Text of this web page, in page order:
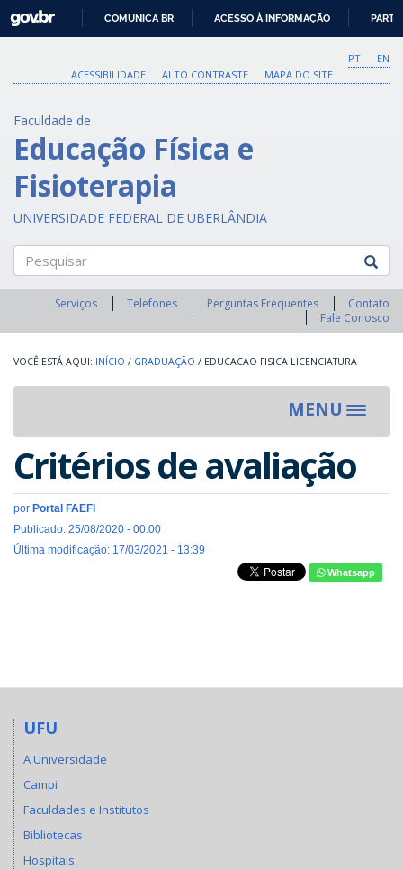
O
CONTEÚDO
GOVBR
COMUNICA BR ACESSO À INFORMAÇÃO
PT
EN
ACESSIBILIDADE
ALTO CONTRASTE MAPA DO SITE
Faculdade de
Educação Física e
Fisioterapia
UNIVERSIDADE FEDERAL DE UBERLÂNDIA
Pesquisar
Serviços Telefones Perguntas Frequentes
Contato
Fale Conosco
INÍCIO / GRADUAÇÃO / EDUCACAO FISICA LICENCIATURA
MENU
Toggle
Critérios de avaliação
por Portal FAEFI
Publicado: 25/08/2020 - 00:00
Última modificação: 17/03/2021 - 13:39
Whatsapp
UFU
A Universidade
Campi
Faculdades e Institutos
Bibliotecas
Hospitais